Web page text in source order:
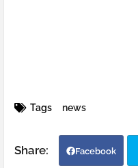
Tags news
Facebook